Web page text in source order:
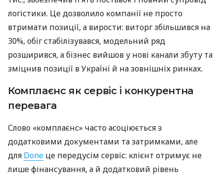
логістики. Це дозволило компанії не просто
втримати позиції, а вирости: виторг збільшився на
30%, обіг стабілізувався, модельний ряд
розширився, а бізнес вийшов у нові канали збуту та
зміцнив позиції в Україні й на зовнішніх ринках.
Комплаєнс як сервіс і конкурентна
перевага
Слово «комплаєнс» часто асоціюється з
додатковими документами та затримками, але
для Done це передусім сервіс: клієнт отримує не
лише фінансування, а й додатковий рівень